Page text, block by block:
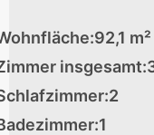
92,1 m²
insgesamt:
2
1